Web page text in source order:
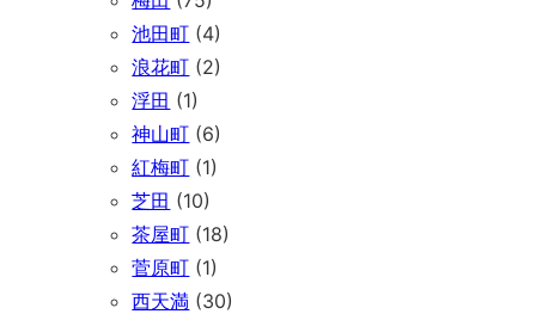
池田町 (4)
浪花町 (2)
浮田 (1)
神山町 (6)
紅梅町 (1)
芝田 (10)
茶屋町 (18)
菅原町 (1)
西天満 (30)